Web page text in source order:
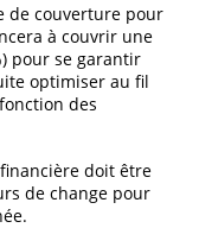
de couverture pour
à couvrir une
pour se garantir
optimiser au fil
des
doit être
de change pour